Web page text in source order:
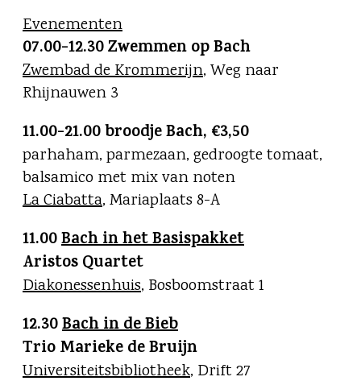
Evenementen
07.00-12.30 Zwemmen op Bach
Zwembad de Krommerijn, Weg naar
Rhijnauwen 3
11.00-21.00 broodje Bach, €3,50
parhaham, parmezaan, gedroogte tomaat,
balsamico met mix van noten
La Ciabatta, Mariaplaats 8-A
11.00Bach in het Basispakket
Aristos Quartet
Diakonessenhuis, Bosboomstraat 1
12.30Bach in de Bieb
Trio Marieke de Bruijn
Universiteitsbibliotheek, Drift 27